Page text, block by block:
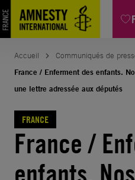
Aller
au
contenu
Accueil
Communiqués de
France / Enferment des enfants.
une lettre adressée aux députés
FRANCE
France /